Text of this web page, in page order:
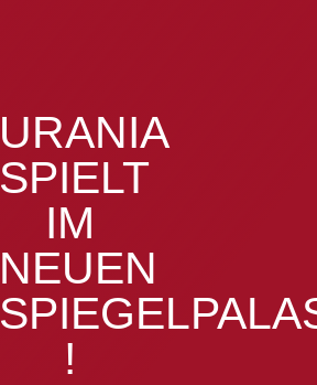
URANIA
SPIELT
IM
NEUEN
!